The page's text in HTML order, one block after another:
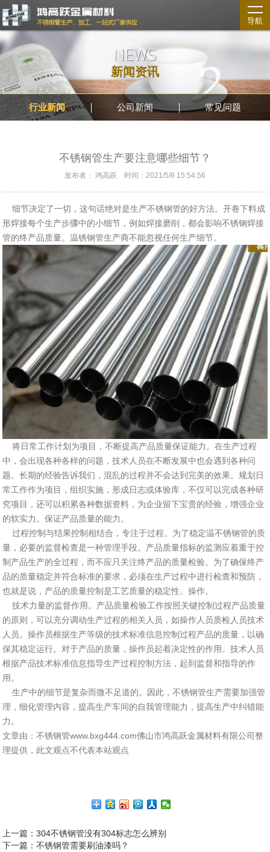
导航
NEWS
新闻资讯
行业新闻 公司新闻 常见问题
不锈钢管生产要注意哪些细节？
发布者： 鸿高跃 时间：2021/5/8 15:54:56
细节决定了一切，这句话绝对是生产不锈钢管的好方法。开卷下料成
形焊接每个生产步骤中的小细节，例如焊接磨削，都会影响不锈钢焊接
管的终产品质量。温锈钢管生产商不能忽视任何生产细节。
将日常工作计划为项目，不断提高产品质量保证能力。在生产过程
中，会出现各种各样的问题，技术人员在不断发展中也会遇到各种问
题。长期的经验告诉我们，混乱的过程并不会达到完美的效果。规划日
常工作作为项目，组织实施，形成日志或体验库，不仅可以完成各种研
究项目，还可以积累各种数据资料，为企业留下宝贵的经验，增强企业
的软实力。保证产品质量的能力。
过程控制与结果控制相结合，专注于过程。为了稳定温不锈钢管的质
量，必要的监督检查是一种管理手段。产品质量指标的监测应着重于控
制产品生产的全过程，而不应只关注终产品的质量检验。为了确保终产
品的质量稳定并符合标准的要求，必须在生产过程中进行检查和预防，
也就是说，产品的质量控制是工艺质量的稳定性。操作。
技术力量的监督作用。产品质量检验工作按照关键控制过程产品质量
的原则，可以充分调动生产过程的相关人员，如操作人员质检人员技术
人员。操作员根据生产等级的技术标准信息控制过程产品的质量，以确
保其稳定运行。对于产品的质量，操作员起着决定性的作用。技术人员
根据产品技术标准信息指导生产过程控制方法，起到监督和指导的作
用。
生产中的细节是复杂而微不足道的。因此，不锈钢管生产需要加强管
理，细化管理内容，提高生产车间的自我管理能力，提高生产中纠错能
力。
文章由：不锈钢管www.bxg444.com佛山市鸿高跃金属材料有限公司整
理提供，此文观点不代表本站观点
上一篇 ：304不锈钢管没有304标志怎么辨别
下一篇 ：不锈钢管需要刷油漆吗？